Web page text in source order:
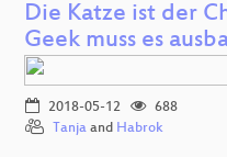
Die Katze ist der
Geek muss es
2018-05-12
688
Tanja and Habrok